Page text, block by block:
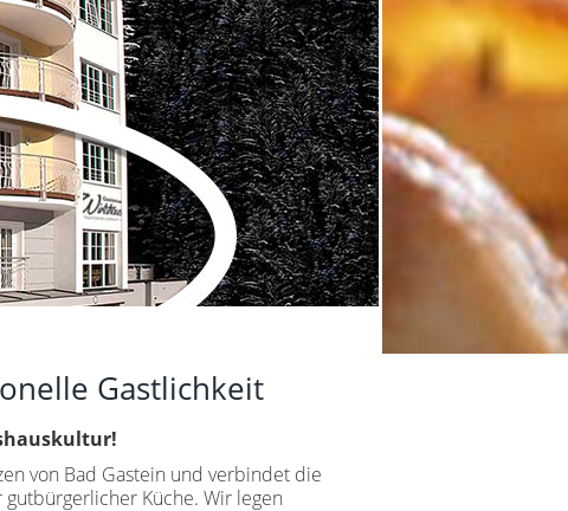
Gastlichkeit
von Bad Gastein und verbindet die
Küche. Wir legen